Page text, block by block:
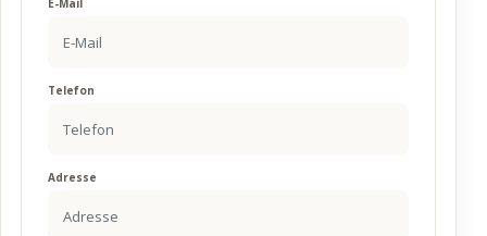
E-Mail
Telefon
Adresse